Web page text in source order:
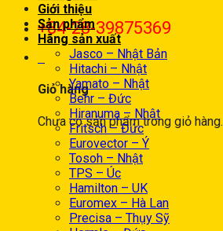
+84-28-39875369
Giỏ hàng
Chưa có sản phẩm trong giỏ hàng.
Giới thiệu
Sản phẩm
Hãng sản xuất
Jasco – Nhật Bản
Hitachi – Nhật
Yamato – Nhật
Behr – Đức
Hiranuma – Nhật
Fritsch – Đức
Eurovector – Ý
Tosoh – Nhật
TPS – Úc
Hamilton – UK
Euromex – Hà Lan
Precisa – Thụy Sỹ